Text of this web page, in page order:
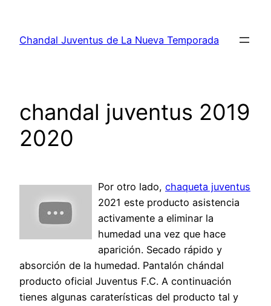
contenido
Chandal Juventus de La Nueva Temporada
chandal juventus 2019
2020
Por otro lado, chaqueta juventus
2021 este producto asistencia
activamente a eliminar la
humedad una vez que hace
aparición. Secado rápido y
absorción de la humedad. Pantalón chándal
producto oficial Juventus F.C. A continuación
tienes algunas caraterísticas del producto tal y